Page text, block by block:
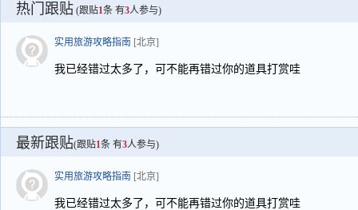
热门跟贴 (跟贴1条 有3人参与)
实用旅游攻略指南 [北京]
我已经错过太多了，可不能再错过你的道具打赏哇
最新跟贴(跟贴1条 有3人参与)
实用旅游攻略指南 [北京]
我已经错过太多了，可不能再错过你的道具打赏哇